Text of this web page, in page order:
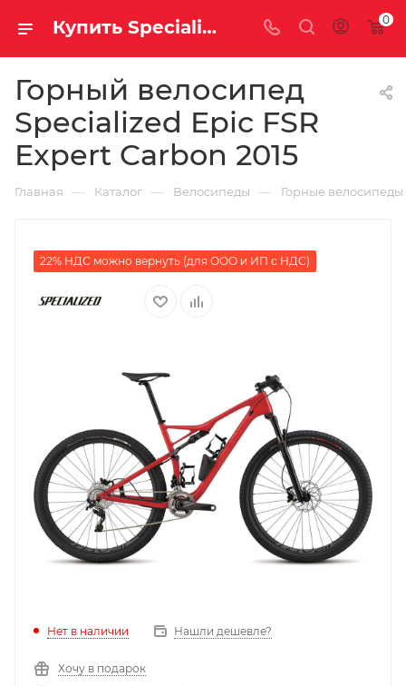
Купить Specialized Epic FSR Expert Carbon 2015 за рублей, а со скидкой 0
Горный велосипед
Specialized Epic FSR
Expert Carbon 2015
Главная — Каталог — Велосипеды — Горные велосипеды
22% НДС можно вернуть (для ООО и ИП с НДС)
Нет в наличии Нашли дешевле?
Хочу в подарок